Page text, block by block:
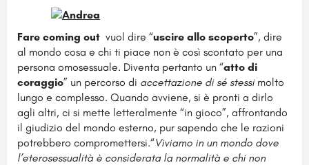
Fare coming out vuol dire “uscire allo scoperto”, dire
al mondo cosa e chi ti piace non è così scontato per una
persona omosessuale. Diventa pertanto un “atto di
coraggio” un percorso di accettazione di sé stessimolto
lungo e complesso. Quando avviene, si è pronti a dirlo
agli altri, ci si mette letteralmente “in gioco”, affrontando
il giudizio del mondo esterno, pur sapendo che le razioni
potrebbero compromettersi.“Viviamo in un mondo dove
l’eterosessualità è considerata la normalità e chi non